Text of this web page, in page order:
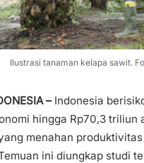
Ilustrasi tanaman kelapa sawit.
–Indonesia
hingga Rp70,3 triliun
menahan
ini diungkap studi